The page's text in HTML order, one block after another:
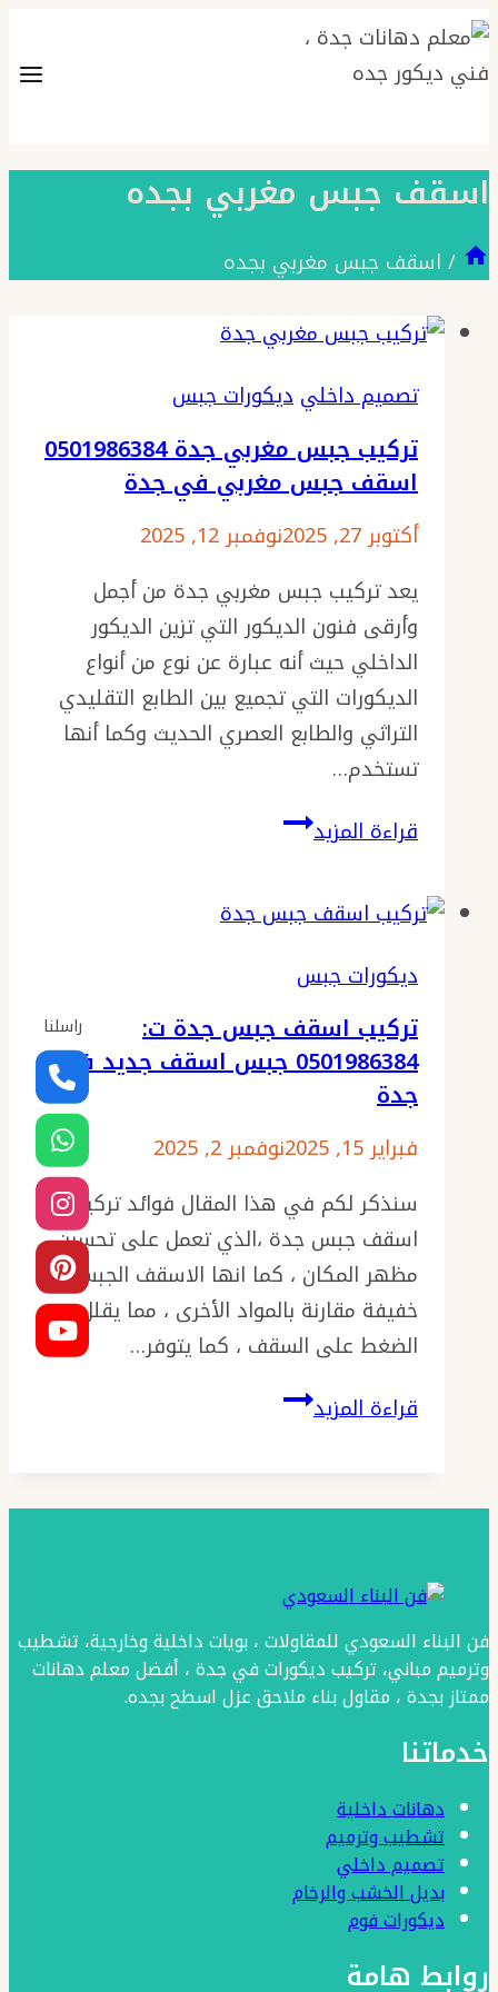
التجاوز
إلى
المحتوى
اسقف جبس مغربي بجده
/ اسقف جبس مغربي بجده
تصميم داخلي ديكورات جبس
تركيب جبس مغربي جدة 0501986384
اسقف جبس مغربي في جدة
أكتوبر 27, 2025
نوفمبر 12, 2025
يعد تركيب جبس مغربي جدة من أجمل
وأرقى فنون الديكور التي تزين الديكور
الداخلي حيث أنه عبارة عن نوع من أنواع
الديكورات التي تجميع بين الطابع التقليدي
التراثي والطابع العصري الحديث وكما أنها
تستخدم…
قراءة المزيدتركيب
جدة
0501986384
اسقف
جبس
مغربي
جدة
ديكورات جبس
تركيب اسقف جبس جدة ت:
0501986384 جبس اسقف جديد في
جدة
فبراير 15, 2025
نوفمبر 2, 2025
سنذكر لكم في هذا المقال فوائد تركيب
اسقف جبس جدة ،الذي تعمل على تحسين
مظهر المكان ، كما انها الاسقف الجبسية
خفيفة مقارنة بالمواد الأخرى ، مما يقلل
الضغط على السقف ، كما يتوفر…
قراءة المزيدتركيب
جدة
جبس
اسقف
جديد
فن البناء السعودي للمقاولات ، بويات داخلية وخارجية، تشطيب
وترميم مباني، تركيب ديكورات في جدة ، أفضل معلم دهانات
ممتاز بجدة ، مقاول بناء ملاحق عزل اسطح بجده.
خدماتنا
دهانات داخلية
تشطيب وترميم
تصميم داخلي
بديل الخشب والرخام
ديكورات فوم
روابط هامة
راسلنا